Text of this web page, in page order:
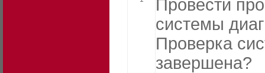
Провести
системы
Проверка
завершена?